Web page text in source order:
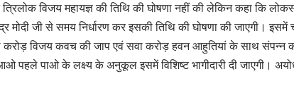
विजय महायज्ञ की तिथि की घोषणा नहीं की लेकिन कहा कि
जी से समय निर्धारण कर इसकी तिथि की घोषणा की जाएगी। इसमें
करोड़ विजय कवच की जाप एवं सवा करोड़ हवन आहुतियां के साथ संपन्न
पाओ के लक्ष्य के अनुकूल इसमें विशिष्ट भागीदारी दी जाएगी।